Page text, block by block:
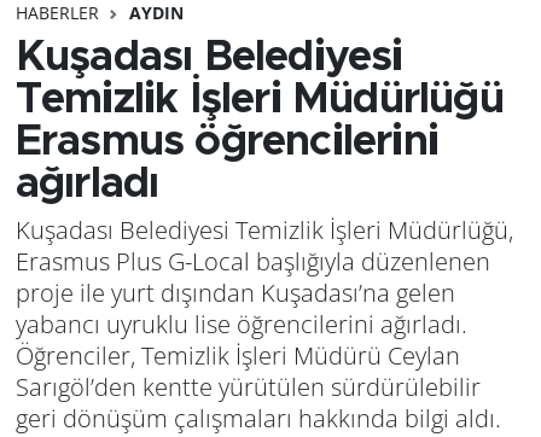
HABERLER AYDIN
Kuşadası Belediyesi
Temizlik İşleri Müdürlüğü
Erasmus öğrencilerini
ağırladı
Kuşadası Belediyesi Temizlik İşleri Müdürlüğü,
Erasmus Plus G-Local başlığıyla düzenlenen
proje ile yurt dışından Kuşadası’na gelen
yabancı uyruklu lise öğrencilerini ağırladı.
Öğrenciler, Temizlik İşleri Müdürü Ceylan
Sarıgöl’den kentte yürütülen sürdürülebilir
geri dönüşüm çalışmaları hakkında bilgi aldı.
AYDIN
BİLİM VE TEKNOLOJİ
ÇEVRE
EĞİTİM
EKONOMİ
GENEL
GÜNDEM
Namaz Vakitleri
Trafik Durumu
Süper Lig Puan Durumu ve Fikstür
Tüm Manşetler
Son Dakika Haberleri
Haber Arşivi